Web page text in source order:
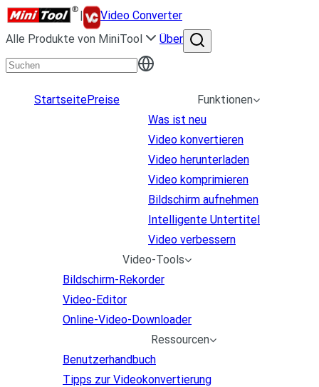
|
Video Converter
Alle Produkte von MiniTool
Über
StartseitePreise
Funktionen
Was ist neu
Video konvertieren
Video herunterladen
Video komprimieren
Bildschirm aufnehmen
Intelligente Untertitel
Video verbessern
Video-Tools
Bildschirm-Rekorder
Video-Editor
Online-Video-Downloader
Ressourcen
Benutzerhandbuch
Tipps zur Videokonvertierung